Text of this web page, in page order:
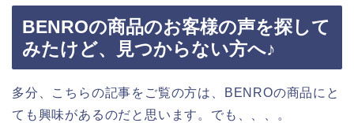
BENROの商品のお客様の声を探して
みたけど、見つからない方へ♪
多分、こちらの記事をご覧の方は、BENROの商品にと
ても興味があるのだと思います。でも、、、。